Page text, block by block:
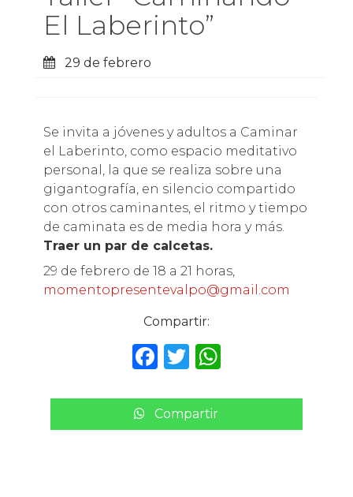
El Laberinto”
29 de febrero
Se invita a jóvenes y adultos a Caminar
el Laberinto, como espacio meditativo
personal, la que se realiza sobre una
gigantografía, en silencio compartido
con otros caminantes, el ritmo y tiempo
de caminata es de media hora y más.
Traer un par de calcetas.
29 de febrero de 18 a 21 horas,
momentopresentevalpo@gmail.com
Compartir:
F
c
e
T
it
te
W
a
ts
Compartir